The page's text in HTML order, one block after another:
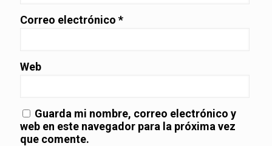
Correo electrónico *
Web
Guarda mi nombre, correo electrónico y
web en este navegador para la próxima vez
que comente.